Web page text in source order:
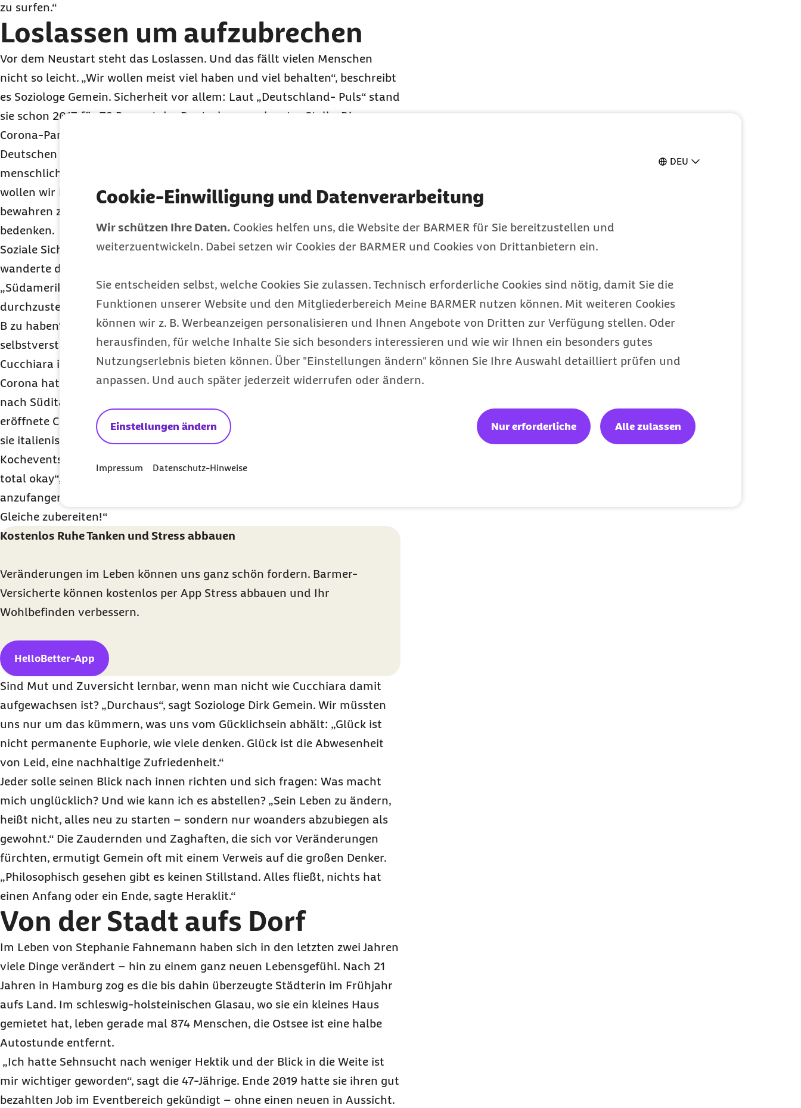
DEU
Cookie-Einwilligung und Datenverarbeitung
Wir schützen Ihre Daten. Cookies helfen uns, die Website der BARMER für Sie bereitzustellen und
weiterzuentwickeln. Dabei setzen wir Cookies der BARMER und Cookies von Drittanbietern ein.
Sie entscheiden selbst, welche Cookies Sie zulassen. Technisch erforderliche Cookies sind nötig, damit Sie die
Funktionen unserer Website und den Mitgliederbereich Meine BARMER nutzen können. Mit weiteren Cookies
können wir z. B. Werbeanzeigen personalisieren und Ihnen Angebote von Dritten zur Verfügung stellen. Oder
herausfinden, für welche Inhalte Sie sich besonders interessieren und wie wir Ihnen ein besonders gutes
Nutzungserlebnis bieten können. Über "Einstellungen ändern" können Sie Ihre Auswahl detailliert prüfen und
anpassen. Und auch später jederzeit widerrufen oder ändern.
Einstellungen ändern Nur erforderliche Alle zulassen
Impressum Datenschutz-Hinweise
zu surfen.“
Loslassen um aufzubrechen
Vor dem Neustart steht das Loslassen. Und das fällt vielen Menschen
nicht so leicht. „Wir wollen meist viel haben und viel behalten“, beschreibt
es Soziologe Gemein. Sicherheit vor allem: Laut „Deutschland- Puls“ stand
sie schon 2017 für 72 Prozent der Deutschen an oberster Stelle. Die
Corona-Pandemie hat das Sicherheitsbedürfnis der meisten laut dem
Deutschen Institut für Altersvorsorge sogar noch erhöht. Allzu
menschlich wahrscheinlich: Gerade wenn viele Gewissheiten weg brechen,
wollen wir Bewährtes festhalten und scheuen das Wagnis. „Doch alles
bewahren zu wollen, erschwert einen Neuanfang", gibt Gemein zu
bedenken.
Soziale Sicherheit kennt Graciela Cucchiara nur aus Deutschland. Mit 26
wanderte die Argentinierin nach Italien aus, später nach München.
„Südamerikanerinnen und Südamerikaner sind es gewohnt, Krisen
durchzustehen, mit wenig Geld zurechtzukommen und immer einen Plan
B zu haben“, sagt die 64-Jährige. „Wir denken nicht, dass alles im Leben
selbstverständlich ist, im Gegenteil: Nichts ist sicher.“
Cucchiara ist in München für Kocheventsin ihrer „Kochgarage“ bekannt.
Corona hat ihr Leben durcheinandergewürfelt: Eigentlich wollte sie 2020
nach Süditalien ziehen und dort eine Kochschule gründen. Stattdessen
eröffnete Cucchiara letzten Sommer in München einen „Alimentari“, wo
sie italienische Feinkost und Gerichte zum Mitnehmen anbietet. Ihre
Kochevents
total okay“, sagt sie. „Ich mag Herausforderungen und liebe es, von Null
anzufangen.“ Cucchiara lebt, wie sie kocht: „Ich könnte nie jeden Tag das
Gleiche zubereiten!“
Kostenlos Ruhe Tanken und Stress abbauen
Veränderungen im Leben können uns ganz schön fordern. Barmer-
Versicherte können kostenlos per App Stress abbauen und Ihr
Wohlbefinden verbessern.
HelloBetter-App
Sind Mut und Zuversicht lernbar, wenn man nicht wie Cucchiara damit
aufgewachsen ist? „Durchaus“, sagt Soziologe Dirk Gemein. Wir müssten
uns nur um das kümmern, was uns vom Gücklichsein abhält: „Glück ist
nicht permanente Euphorie, wie viele denken. Glück ist die Abwesenheit
von Leid, eine nachhaltige Zufriedenheit.“
Jeder solle seinen Blick nach innen richten und sich fragen: Was macht
mich unglücklich? Und wie kann ich es abstellen? „Sein Leben zu ändern,
heißt nicht, alles neu zu starten – sondern nur woanders abzubiegen als
gewohnt.“ Die Zaudernden und Zaghaften, die sich vor Veränderungen
fürchten, ermutigt Gemein oft mit einem Verweis auf die großen Denker.
„Philosophisch gesehen gibt es keinen Stillstand. Alles fließt, nichts hat
einen Anfang oder ein Ende, sagte Heraklit.“
Von der Stadt aufs Dorf
Im Leben von Stephanie Fahnemann haben sich in den letzten zwei Jahren
viele Dinge verändert – hin zu einem ganz neuen Lebensgefühl. Nach 21
Jahren in Hamburg zog es die bis dahin überzeugte Städterin im Frühjahr
aufs Land. Im schleswig-holsteinischen Glasau, wo sie ein kleines Haus
gemietet hat, leben gerade mal 874 Menschen, die Ostsee ist eine halbe
Autostunde entfernt.
„Ich hatte Sehnsucht nach weniger Hektik und der Blick in die Weite ist
mir wichtiger geworden“, sagt die 47-Jährige. Ende 2019 hatte sie ihren gut
bezahlten Job im Eventbereich gekündigt – ohne einen neuen in Aussicht.